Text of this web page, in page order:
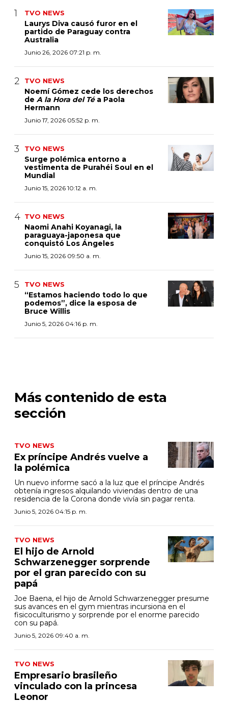
TVO NEWS
Laurys Diva causó furor en el
partido de Paraguay contra
Australia
Junio 26, 2026 07:21 p. m.
TVO NEWS
Noemí Gómez cede los derechos
de A la Hora del Té a Paola
Hermann
Junio 17, 2026 05:52 p. m.
TVO NEWS
Surge polémica entorno a
vestimenta de Purahéi Soul en el
Mundial
Junio 15, 2026 10:12 a. m.
TVO NEWS
Naomi Anahi Koyanagi, la
paraguaya-japonesa que
conquistó Los Ángeles
Junio 15, 2026 09:50 a. m.
TVO NEWS
“Estamos haciendo todo lo que
podemos”, dice la esposa de
Bruce Willis
Junio 5, 2026 04:16 p. m.
Más contenido de esta
sección
TVO NEWS
Ex príncipe Andrés vuelve a
la polémica
Un nuevo informe sacó a la luz que el príncipe Andrés
obtenía ingresos alquilando viviendas dentro de una
residencia de la Corona donde vivía sin pagar renta.
Junio 5, 2026 04:15 p. m.
TVO NEWS
El hijo de Arnold
Schwarzenegger sorprende
por el gran parecido con su
papá
Joe Baena, el hijo de Arnold Schwarzenegger presume
sus avances en el gym mientras incursiona en el
fisicoculturismo y sorprende por el enorme parecido
con su papá.
Junio 5, 2026 09:40 a. m.
TVO NEWS
Empresario brasileño
vinculado con la princesa
Leonor